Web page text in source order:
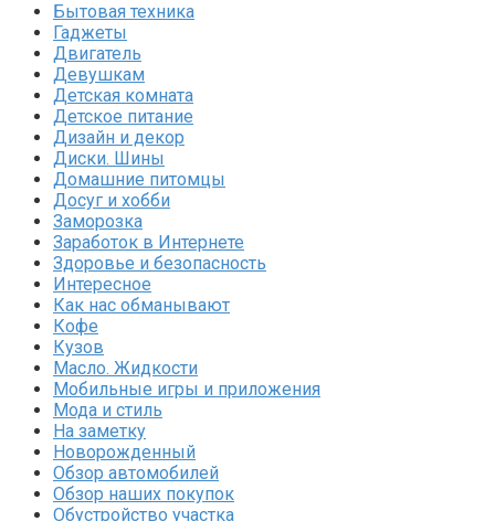
Бытовая техника
Гаджеты
Двигатель
Девушкам
Детская комната
Детское питание
Дизайн и декор
Диски. Шины
Домашние питомцы
Досуг и хобби
Заморозка
Заработок в Интернете
Здоровье и безопасность
Интересное
Как нас обманывают
Кофе
Кузов
Масло. Жидкости
Мобильные игры и приложения
Мода и стиль
На заметку
Новорожденный
Обзор автомобилей
Обзор наших покупок
Обустройство участка